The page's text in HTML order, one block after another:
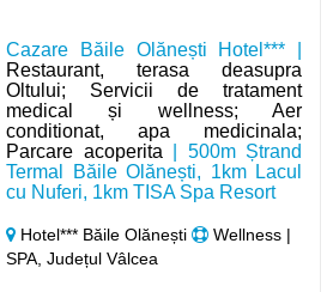
Cazare Băile Olănești Hotel*** |
Restaurant, terasa deasupra
Oltului; Servicii de tratament
medical și wellness; Aer
conditionat, apa medicinala;
Parcare acoperita | 500m Ștrand
Termal Băile Olănești, 1km Lacul
cu Nuferi, 1km TISA Spa Resort
Hotel*** Băile Olănești
Wellness |
SPA, Județul Vâlcea